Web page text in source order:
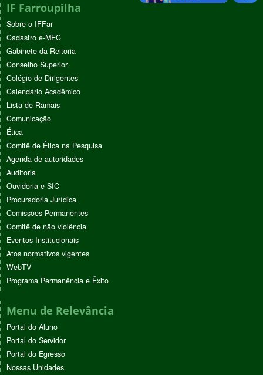
IF Farroupilha
Sobre o IFFar
Cadastro e-MEC
Gabinete da Reitoria
Conselho Superior
Colégio de Dirigentes
Calendário Acadêmico
Lista de Ramais
Comunicação
Ética
Comitê de Ética na Pesquisa
Agenda de autoridades
Auditoria
Ouvidoria e SIC
Procuradoria Jurídica
Comissões Permanentes
Comitê de não violência
Eventos Institucionais
Atos normativos vigentes
WebTV
Programa Permanência e Êxito
Menu de Relevância
Portal do Aluno
Portal do Servidor
Portal do Egresso
Nossas Unidades